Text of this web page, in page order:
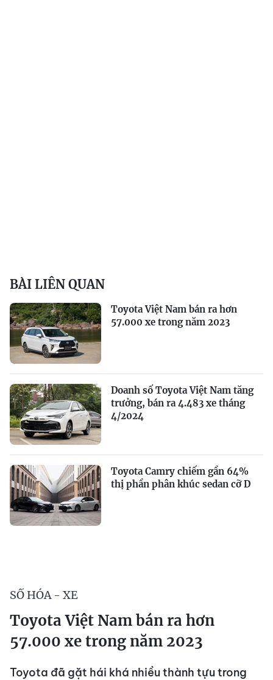
BÀI LIÊN QUAN
Toyota Việt Nam bán ra hơn
57.000 xe trong năm 2023
Doanh số Toyota Việt Nam tăng
trưởng, bán ra 4.483 xe tháng
4/2024
Toyota Camry chiếm gần 64%
thị phần phân khúc sedan cỡ D
SỐ HÓA - XE
Toyota Việt Nam bán ra hơn
57.000 xe trong năm 2023
Toyota đã gặt hái khá nhiều thành tựu trong